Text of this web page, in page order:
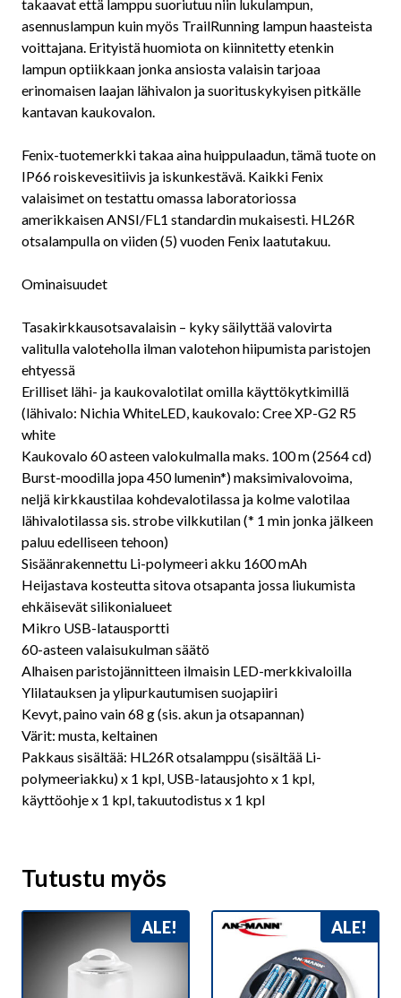
takaavat että lamppu suoriutuu niin lukulampun,
asennuslampun kuin myös TrailRunning lampun haasteista
voittajana. Erityistä huomiota on kiinnitetty etenkin
lampun optiikkaan jonka ansiosta valaisin tarjoaa
erinomaisen laajan lähivalon ja suorituskykyisen pitkälle
kantavan kaukovalon.
Fenix-tuotemerkki takaa aina huippulaadun, tämä tuote on
IP66 roiskevesitiivis ja iskunkestävä. Kaikki Fenix
valaisimet on testattu omassa laboratoriossa
amerikkaisen ANSI/FL1 standardin mukaisesti. HL26R
otsalampulla on viiden (5) vuoden Fenix laatutakuu.
Ominaisuudet
Tasakirkkausotsavalaisin – kyky säilyttää valovirta
valitulla valoteholla ilman valotehon hiipumista paristojen
ehtyessä
Erilliset lähi- ja kaukovalotilat omilla käyttökytkimillä
(lähivalo: Nichia WhiteLED, kaukovalo: Cree XP-G2 R5
white
Kaukovalo 60 asteen valokulmalla maks. 100 m (2564 cd)
Burst-moodilla jopa 450 lumenin*) maksimivalovoima,
neljä kirkkaustilaa kohdevalotilassa ja kolme valotilaa
lähivalotilassa sis. strobe vilkkutilan (* 1 min jonka jälkeen
paluu edelliseen tehoon)
Sisäänrakennettu Li-polymeeri akku 1600 mAh
Heijastava kosteutta sitova otsapanta jossa liukumista
ehkäisevät silikonialueet
Mikro USB-latausportti
60-asteen valaisukulman säätö
Alhaisen paristojännitteen ilmaisin LED-merkkivaloilla
Ylilatauksen ja ylipurkautumisen suojapiiri
Kevyt, paino vain 68 g (sis. akun ja otsapannan)
Värit: musta, keltainen
Pakkaus sisältää: HL26R otsalamppu (sisältää Li-
polymeeriakku) x 1 kpl, USB-latausjohto x 1 kpl,
käyttöohje x 1 kpl, takuutodistus x 1 kpl
Tutustu myös
ALE! ALE!